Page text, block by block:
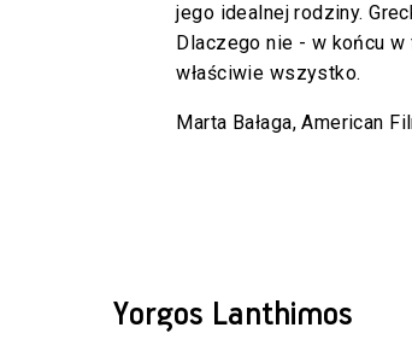
jego idealnej rodziny.
Dlaczego nie - w końcu
właściwie wszystko.
Marta Bałaga, American
Yorgos Lanthimos